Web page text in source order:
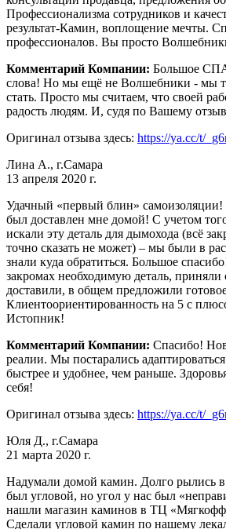
Профессионализма сотрудников и
результат-Камин, воплощение мечты.
профессионалов. Вы просто
Комментарий Компании: Большое
слова! Но мы ещё не Волшебники - мы
стать. Просто мы считаем, что своей
радость людям. И, судя по Вашему
Оригинал отзыва здесь: https://ya.cc/t/
Лина А., г.Самара
13 апреля 2020 г.
Удачный «первый блин» самоизоляции!
был доставлен мне домой! С учетом
искали эту деталь для дымохода (всё
точно сказать не может) – мы были в
знали куда обратиться. Большое
закромах необходимую деталь, приняли
доставили, в общем предложили
Клиентоориентированность на 5 с
Истопник!
Комментарий Компании: Спасибо!
реалии. Мы постарались
быстрее и удобнее, чем раньше.
себя!
Оригинал отзыва здесь: https://ya.cc/t/
Юля Д., г.Самара
21 марта 2020 г.
Надумали домой камин. Долго рылись
был угловой, но угол у нас был
нашли магазин каминов в ТЦ
Сделали угловой камин по нашему